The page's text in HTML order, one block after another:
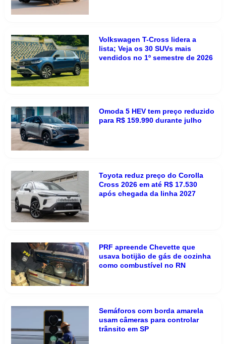
Volkswagen T-Cross lidera a
lista; Veja os 30 SUVs mais
vendidos no 1º semestre de 2026
Omoda 5 HEV tem preço reduzido
para R$ 159.990 durante julho
Toyota reduz preço do Corolla
Cross 2026 em até R$ 17.530
após chegada da linha 2027
PRF apreende Chevette que
usava botijão de gás de cozinha
como combustível no RN
Semáforos com borda amarela
usam câmeras para controlar
trânsito em SP